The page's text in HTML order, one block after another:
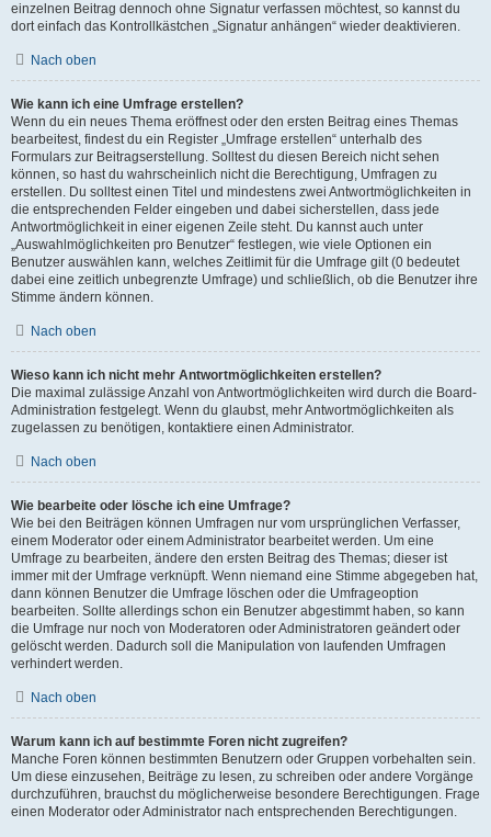
einzelnen Beitrag dennoch ohne Signatur verfassen möchtest, so kannst du
dort einfach das Kontrollkästchen „Signatur anhängen“ wieder deaktivieren.
Nach oben
Wie kann ich eine Umfrage erstellen?
Wenn du ein neues Thema eröffnest oder den ersten Beitrag eines Themas
bearbeitest, findest du ein Register „Umfrage erstellen“ unterhalb des
Formulars zur Beitragserstellung. Solltest du diesen Bereich nicht sehen
können, so hast du wahrscheinlich nicht die Berechtigung, Umfragen zu
erstellen. Du solltest einen Titel und mindestens zwei Antwortmöglichkeiten in
die entsprechenden Felder eingeben und dabei sicherstellen, dass jede
Antwortmöglichkeit in einer eigenen Zeile steht. Du kannst auch unter
„Auswahlmöglichkeiten pro Benutzer“ festlegen, wie viele Optionen ein
Benutzer auswählen kann, welches Zeitlimit für die Umfrage gilt (0 bedeutet
dabei eine zeitlich unbegrenzte Umfrage) und schließlich, ob die Benutzer ihre
Stimme ändern können.
Nach oben
Wieso kann ich nicht mehr Antwortmöglichkeiten erstellen?
Die maximal zulässige Anzahl von Antwortmöglichkeiten wird durch die Board-
Administration festgelegt. Wenn du glaubst, mehr Antwortmöglichkeiten als
zugelassen zu benötigen, kontaktiere einen Administrator.
Nach oben
Wie bearbeite oder lösche ich eine Umfrage?
Wie bei den Beiträgen können Umfragen nur vom ursprünglichen Verfasser,
einem Moderator oder einem Administrator bearbeitet werden. Um eine
Umfrage zu bearbeiten, ändere den ersten Beitrag des Themas; dieser ist
immer mit der Umfrage verknüpft. Wenn niemand eine Stimme abgegeben hat,
dann können Benutzer die Umfrage löschen oder die Umfrageoption
bearbeiten. Sollte allerdings schon ein Benutzer abgestimmt haben, so kann
die Umfrage nur noch von Moderatoren oder Administratoren geändert oder
gelöscht werden. Dadurch soll die Manipulation von laufenden Umfragen
verhindert werden.
Nach oben
Warum kann ich auf bestimmte Foren nicht zugreifen?
Manche Foren können bestimmten Benutzern oder Gruppen vorbehalten sein.
Um diese einzusehen, Beiträge zu lesen, zu schreiben oder andere Vorgänge
durchzuführen, brauchst du möglicherweise besondere Berechtigungen. Frage
einen Moderator oder Administrator nach entsprechenden Berechtigungen.